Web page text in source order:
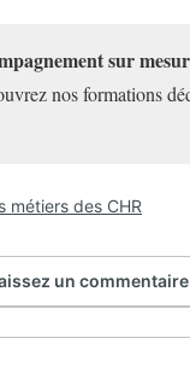
sur
nos formations
métiers des CHR
un commentaire